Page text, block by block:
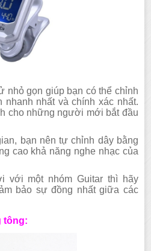
nhỏ gọn giúp bạn có thể chỉnh
nhanh nhất và chính xác nhất.
cho những người mới bắt đầu
bạn nên tự chỉnh dây bằng
cao khả năng nghe nhạc của
với một nhóm Guitar thì hãy
bảo sự đồng nhất giữa các
tông: